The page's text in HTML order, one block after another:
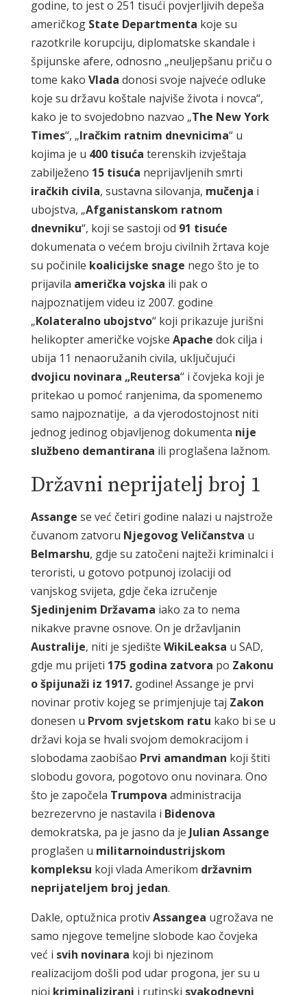
godine, to jest o 251 tisući povjerljivih depeša
američkog State Departmenta koje su
razotkrile korupciju, diplomatske skandale i
špijunske afere, odnosno „neuljepšanu priču o
tome kako Vlada donosi svoje najveće odluke
koje su državu koštale najviše života i novca“,
kako je to svojedobno nazvao „The NewYork
Times“, „Iračkim ratnim dnevnicima“ u
kojima je u 400 tisuća terenskih izvještaja
zabilježeno 15 tisuća neprijavljenih smrti
iračkih civila, sustavna silovanja, mučenja i
ubojstva, „Afganistanskom ratnom
dnevniku“, koji se sastoji od 91 tisuće
dokumenata o većem broju civilnih žrtava koje
su počinile koalicijske snage nego što je to
prijavila američka vojska ili pak o
najpoznatijem videu iz 2007. godine
„Kolateralno ubojstvo“ koji prikazuje jurišni
helikopter američke vojske Apache dok cilja i
ubija 11 nenaoružanih civila, uključujući
dvojicu novinara „Reutersa“ i čovjeka koji je
pritekao u pomoć ranjenima, da spomenemo
samo najpoznatije, a da vjerodostojnost niti
jednog jedinog objavljenog dokumenta nije
službeno demantirana ili proglašena lažnom.
Državni neprijatelj broj 1
Assange se već četiri godine nalazi u najstrože
čuvanom zatvoru Njegovog Veličanstva u
Belmarshu, gdje su zatočeni najteži kriminalci i
teroristi, u gotovo potpunoj izolaciji od
vanjskog svijeta, gdje čeka izručenje
Sjedinjenim Državama iako za to nema
nikakve pravne osnove. On je državljanin
Australije, niti je sjedište WikiLeaksa u SAD,
gdje mu prijeti 175 godina zatvora po Zakonu
o špijunaži iz 1917.godine! Assange je prvi
novinar protiv kojeg se primjenjuje taj Zakon
donesen u Prvom svjetskom ratu kako bi se u
državi koja se hvali svojom demokracijom i
slobodama zaobišao Prvi amandman koji štiti
slobodu govora, pogotovo onu novinara. Ono
što je započela Trumpova administracija
bezrezervno je nastavila i Bidenova
demokratska, pa je jasno da je Julian Assange
proglašen u militarnoindustrijskom
kompleksu koji vlada Amerikom državnim
neprijateljem broj jedan.
Dakle, optužnica protivAssangea ugrožava ne
samo njegove temeljne slobode kao čovjeka
već i svih novinara koji bi njezinom
realizacijom došli pod udar progona, jer su u
njoj kriminalizirani i rutinski svakodnevni